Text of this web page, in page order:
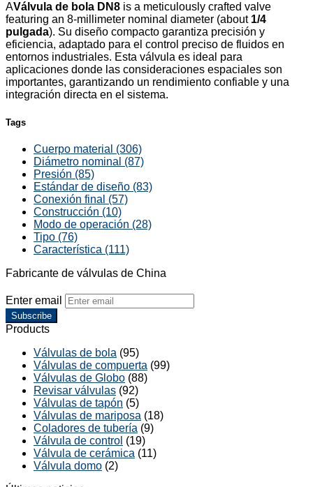
AVálvula de bola DN8 is a meticulously crafted valve
featuring an 8-millimeter nominal diameter (about 1/4
pulgada). Su diseño compacto garantiza precisión y
eficiencia, adaptado para el control preciso de fluidos en
entornos industriales. Esta válvula es ideal para
aplicaciones donde las consideraciones espaciales son
importantes, garantizando un rendimiento confiable y una
integración directa en el sistema.
Tags
Cuerpo material (306)
Diámetro nominal (87)
Presión (85)
Estándar de diseño (83)
Conexión final (57)
Construcción (10)
Modo de operación (28)
Tipo (76)
Característica (111)
Fabricante de válvulas de China
Enter email
Subscribe
Products
Válvulas de bola (95)
Válvulas de compuerta (99)
Válvulas de Globo (88)
Revisar válvulas (92)
Válvulas de tapón (5)
Válvulas de mariposa (18)
Coladores de tubería (9)
Válvula de control (19)
Válvula de cerámica (11)
Válvula domo (2)